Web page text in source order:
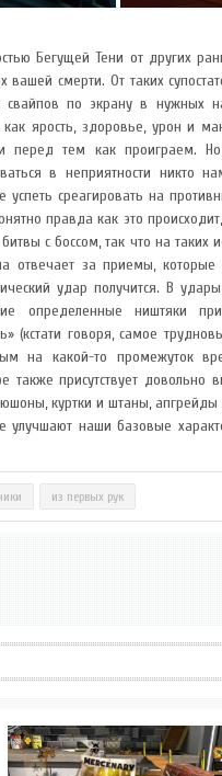
Бегущей Тени от других
смерти. От таких
свайпов по экрану в нужных
как ярость, здоровье, урон и
тем как проиграем. Но
в неприятности никто
среагировать на
правда как это
с боссом, так что на таких
отвечает за приемы,
удар получится. В
определенные ништяки
(кстати говоря, самое
на какой-то промежуток
также присутствует
куртки и штаны, апгрейды
улучшают наши базовые
из первых рук